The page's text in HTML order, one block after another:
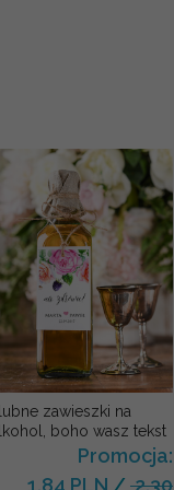
zawieszki na
boho wasz tekst
Promocja: